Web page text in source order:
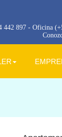
442 897 - Oficina